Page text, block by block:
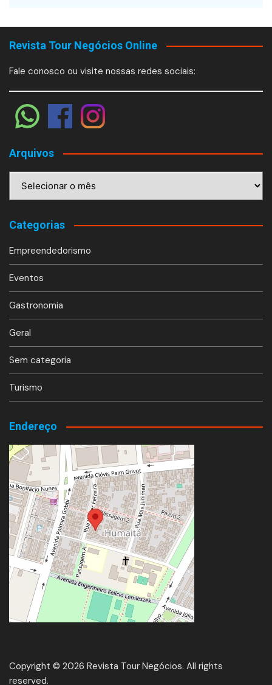
Revista Tour Negócios Online
Fale conosco ou visite nossas redes sociais:
Arquivos
Categorias
Empreendedorismo
Eventos
Gastronomia
Geral
Sem categoria
Turismo
Endereço
Copyright © 2026 Revista Tour Negócios. All rights
reserved.